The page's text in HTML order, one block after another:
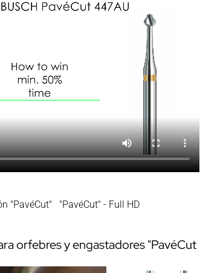
"PavéCut" "PavéCut" - Full HD
orfebres y engastadores "PavéCut